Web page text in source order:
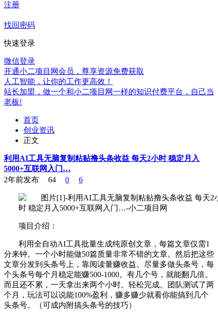
注册
找回密码
快速登录
微信登录
开通小二项目网会员，尊享资源免费获取
人工智能，让你的工作更高效！
站长加盟，做一个和小二项目网一样的知识付费平台，自己当
老板!
首页
创业资讯
正文
利用AI工具无脑复制粘贴撸头条收益 每天2小时 稳定月入
5000+互联网入门…
2年前发布
64 0 6
项目介绍：
利用全自动AI工具批量生成纯原创文章，每篇文章仅需1
分来钟。一个小时能做50篇质量非常不错的文章。然后把这些
文章分发到头条号上，靠阅读量赚收益。尽量多做头条号，每
个头条号每个月稳定能赚500-1000。有几个号，就能翻几倍。
而且还不累，一天拿出来两个小时。轻松完成。团队测试了两
个月，玩法可以说能100%盈利，赚多赚少就看你能搞到几个
头条号。（可成内附搞头条号的技巧）